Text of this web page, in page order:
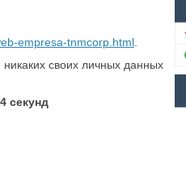
empresa-tnmcorp.html.
никаких своих личных данных
4секунд